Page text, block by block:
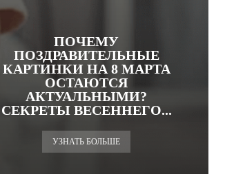
ПОЧЕМУ
ПОЗДРАВИТЕЛЬНЫЕ
КАРТИНКИ НА 8 МАРТА
ОСТАЮТСЯ
АКТУАЛЬНЫМИ?
СЕКРЕТЫ ВЕСЕННЕГО...
УЗНАТЬ БОЛЬШЕ